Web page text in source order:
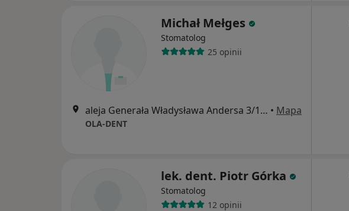
Michał Mełges
Stomatolog
25 opinii
aleja Generała Władysława Andersa 3/1, Biłgoraj • Mapa
OLA-DENT
lek. dent. Piotr Górka
Stomatolog
12 opinii